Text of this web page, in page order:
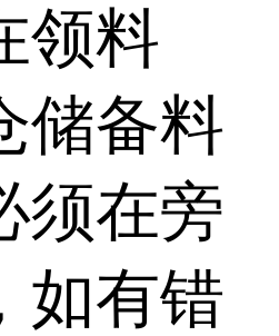
领料
储备料
须在旁
如有错